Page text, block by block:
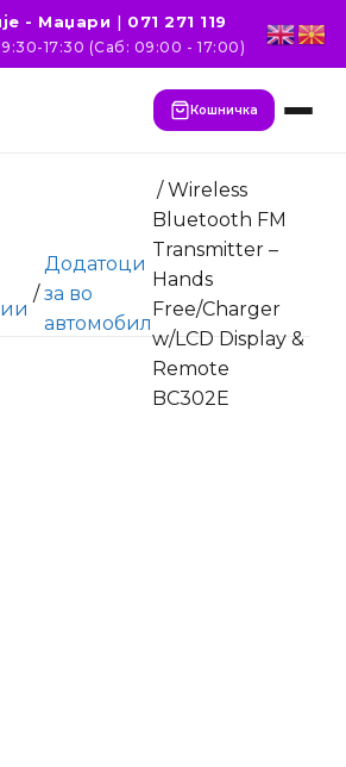
- Маџари | 071 271 119
17:30 (Саб: 09:00 - 17:00)
Кошничка
/
Додатоци
за во
автомобил
/ Wireless
Bluetooth FM
Transmitter –
Hands
Free/Charger
w/LCD Display &
Remote
BC302E